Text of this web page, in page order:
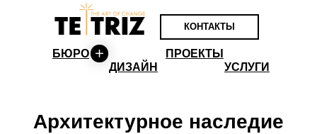
ПРОЕКТЫ
ДИЗАЙН
КОНТАКТЫ
УСЛУГИ
БЮРО
Архитектурное наследие